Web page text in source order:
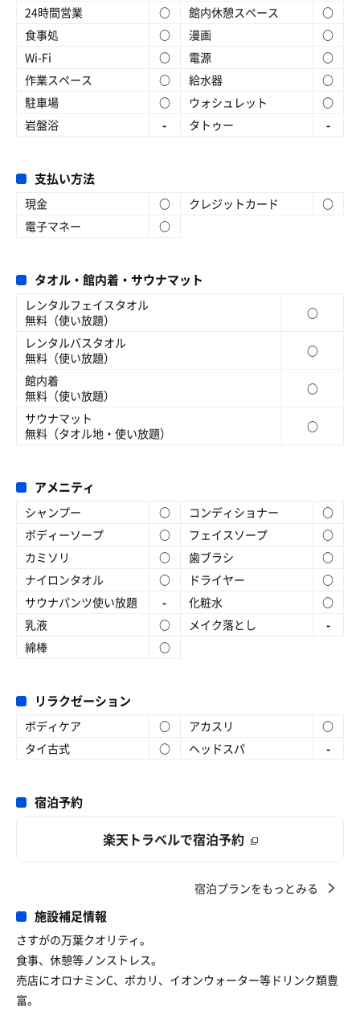
24時間営業 ○ 館内休憩スペース
○
食事処
○ 漫画
○
Wi-Fi
○ 電源
○
作業スペース
○ 給水器
○
駐車場
○ ウォシュレット
○
岩盤浴
- タトゥー -
支払い方法
現金 ○ クレジットカード
○
電子マネー
○
タオル・館内着・サウナマット
レンタルフェイスタオル
無料（使い放題）
○
レンタルバスタオル
無料（使い放題）
○
館内着
無料（使い放題）
○
サウナマット
無料（タオル地・使い放題）
○
アメニティ
シャンプー ○ コンディショナー
○
ボディーソープ
○ フェイスソープ
○
カミソリ
○ 歯ブラシ
○
ナイロンタオル
○ ドライヤー
○
サウナパンツ使い放題
- 化粧水
○
乳液
○ メイク落とし
-
綿棒
○
リラクゼーション
ボディケア ○ アカスリ
○
タイ古式
○ ヘッドスパ -
宿泊予約
楽天トラベルで宿泊予約
宿泊プランをもっとみる
施設補足情報
さすがの万葉クオリティ。
食事、休憩等ノンストレス。
売店にオロナミンC、ポカリ、イオンウォーター等ドリンク類豊
富。